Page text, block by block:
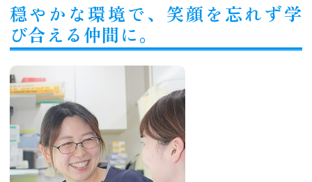
穏やかな環境で、笑顔を忘れず学
び合える仲間に。